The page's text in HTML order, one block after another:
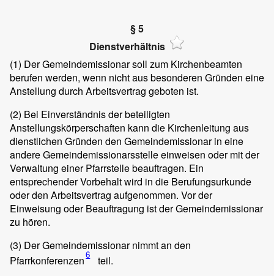
§ 5
Dienstverhältnis
(1) Der Gemeindemissionar soll zum Kirchenbeamten
berufen werden, wenn nicht aus besonderen Gründen eine
Anstellung durch Arbeitsvertrag geboten ist.
(2) Bei Einverständnis der beteiligten
Anstellungskörperschaften kann die Kirchenleitung aus
dienstlichen Gründen den Gemeindemissionar in eine
andere Gemeindemissionarsstelle einweisen oder mit der
Verwaltung einer Pfarrstelle beauftragen. Ein
entsprechender Vorbehalt wird in die Berufungsurkunde
oder den Arbeitsvertrag aufgenommen. Vor der
Einweisung oder Beauftragung ist der Gemeindemissionar
zu hören.
(3) Der Gemeindemissionar nimmt an den
Pfarrkonferenzen6
teil.